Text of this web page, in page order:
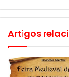
Artigos